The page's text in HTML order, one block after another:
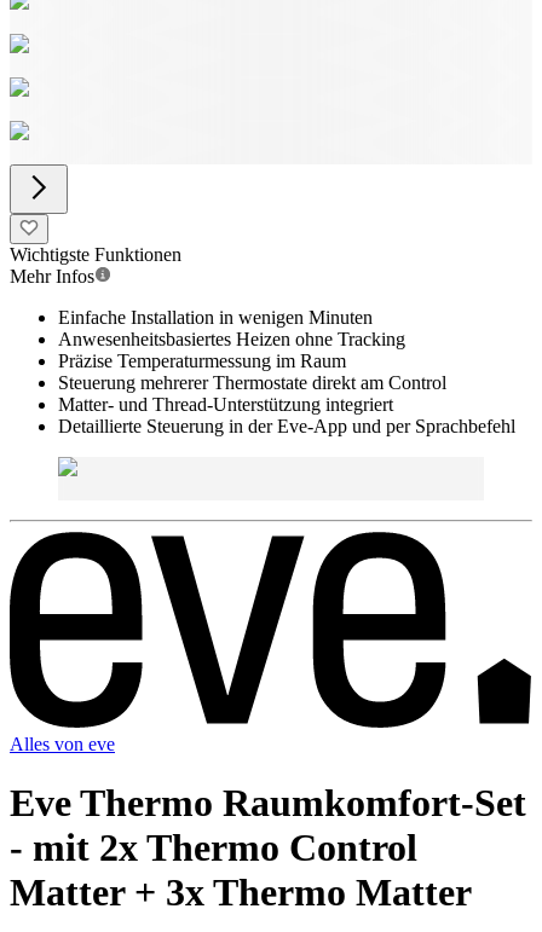
Wichtigste Funktionen
Mehr Infos
Einfache Installation in wenigen Minuten
Anwesenheitsbasiertes Heizen ohne Tracking
Präzise Temperaturmessung im Raum
Steuerung mehrerer Thermostate direkt am Control
Matter- und Thread-Unterstützung integriert
Detaillierte Steuerung in der Eve-App und per Sprachbefehl
Alles von eve
Eve Thermo Raumkomfort-Set
- mit 2x Thermo Control
Matter + 3x Thermo Matter